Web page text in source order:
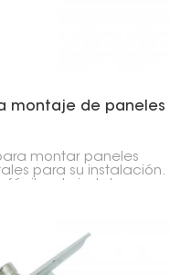
montaje de paneles
montar paneles
para su instalación.